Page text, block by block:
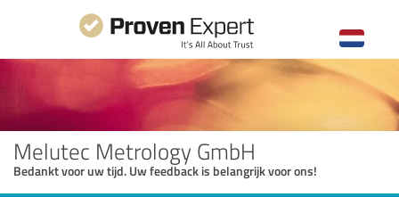
Melutec Metrology GmbH
Bedankt voor uw tijd. Uw feedback is belangrijk voor ons!